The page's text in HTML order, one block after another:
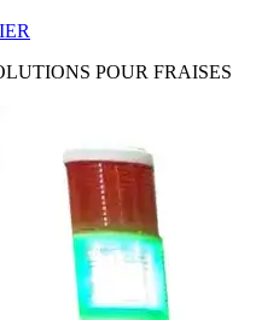
POUR FRAISES